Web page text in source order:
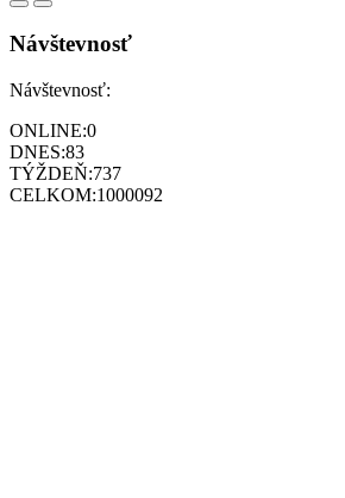
Návštevnosť
Návštevnosť:
ONLINE:0
DNES:83
TÝŽDEŇ:737
CELKOM:1000092